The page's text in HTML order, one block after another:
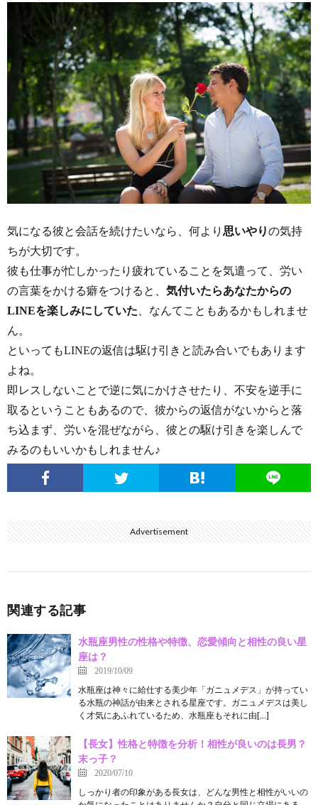
気になる彼と会話を続けたいなら、何より 思いやりの気持
ちが大切です。
彼も仕事が忙しかったり疲れていることを気遣って、労い
の言葉をかける癖をつけると、 気付いたらあなたからの
LINEを楽しみにしていた、なんてこともあるかもしれませ
ん。
といってもLINEの返信は駆け引きと読み合いでもあります
よね。
即レスしないことで逆に気にかけさせたり、不安を逆手に
取るということもあるので、彼からの返信がないからと落
ち込まず、労いを混ぜながら、彼との駆け引きを楽しんで
みるのもいいかもしれません♪
Advertisement
関連する記事
水瓶座男性の性格や特徴、恋愛傾向と相性の良い星
座は？
2019/10/09
水瓶座は神々に給仕する美少年「ガニュメデス」が持ってい
る水瓶の神話が由来とされる星座です。ガニュメデスは美し
く才気にあふれているため、水瓶座もそれに由[…]
【長女】性格と特徴を分析！相性が良いのは長男？
末っ子？
2020/07/10
しっかり者の印象がある長女は、どんな男性と相性がいいの